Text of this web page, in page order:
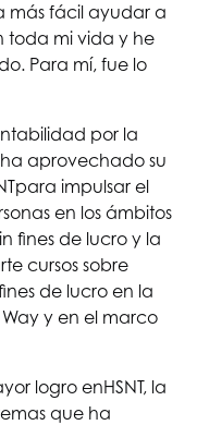
más fácil ayudar a
toda mi vida y he
Para mí, fue lo
por la
ha aprovechado su
para impulsar el
en los ámbitos
fines de lucro y la
cursos sobre
de lucro en la
Way y en el marco
logro enHSNT, la
que ha